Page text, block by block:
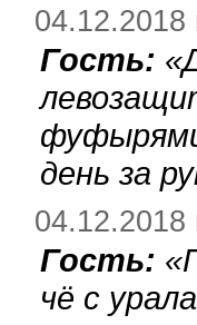
04.12.2018
Гость: «
день за
04.12.2018
Гость: «
чё с